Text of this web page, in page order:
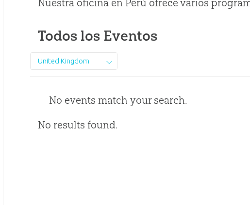
Nuestra oficina en Perú ofrece varios
Todos los Eventos
United Kingdom
No events match your search.
No results found.